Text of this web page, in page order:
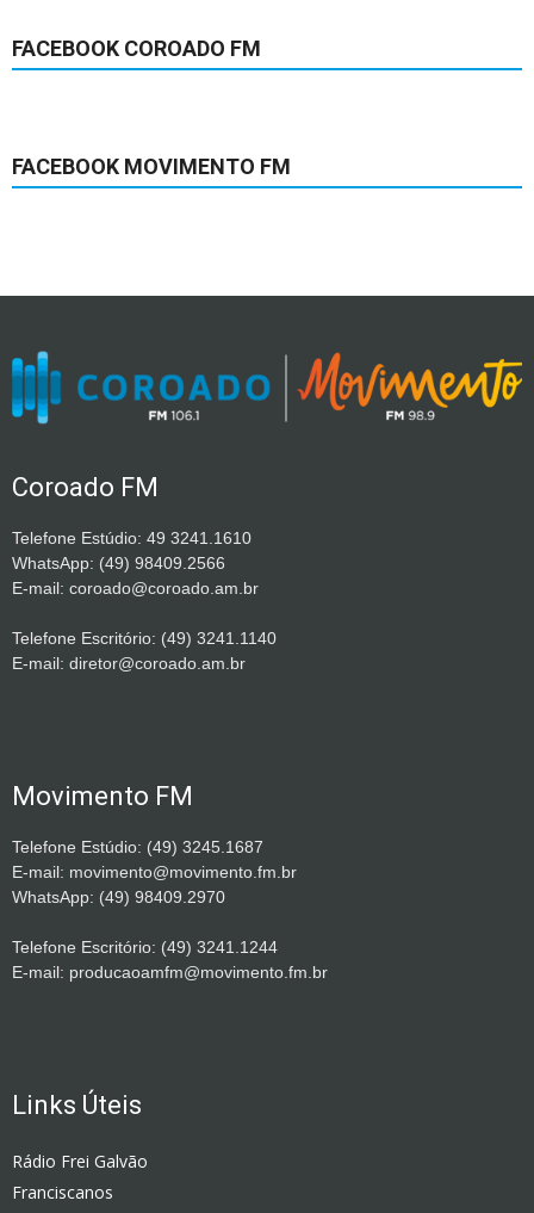
FACEBOOK COROADO FM
FACEBOOK MOVIMENTO FM
Coroado FM
Telefone Estúdio: 49 3241.1610
WhatsApp: (49) 98409.2566
E-mail: coroado@coroado.am.br
Telefone Escritório: (49) 3241.1140
E-mail: diretor@coroado.am.br
Movimento FM
Telefone Estúdio: (49) 3245.1687
E-mail: movimento@movimento.fm.br
WhatsApp: (49) 98409.2970
Telefone Escritório: (49) 3241.1244
E-mail: producaoamfm@movimento.fm.br
Links Úteis
Rádio Frei Galvão
Franciscanos